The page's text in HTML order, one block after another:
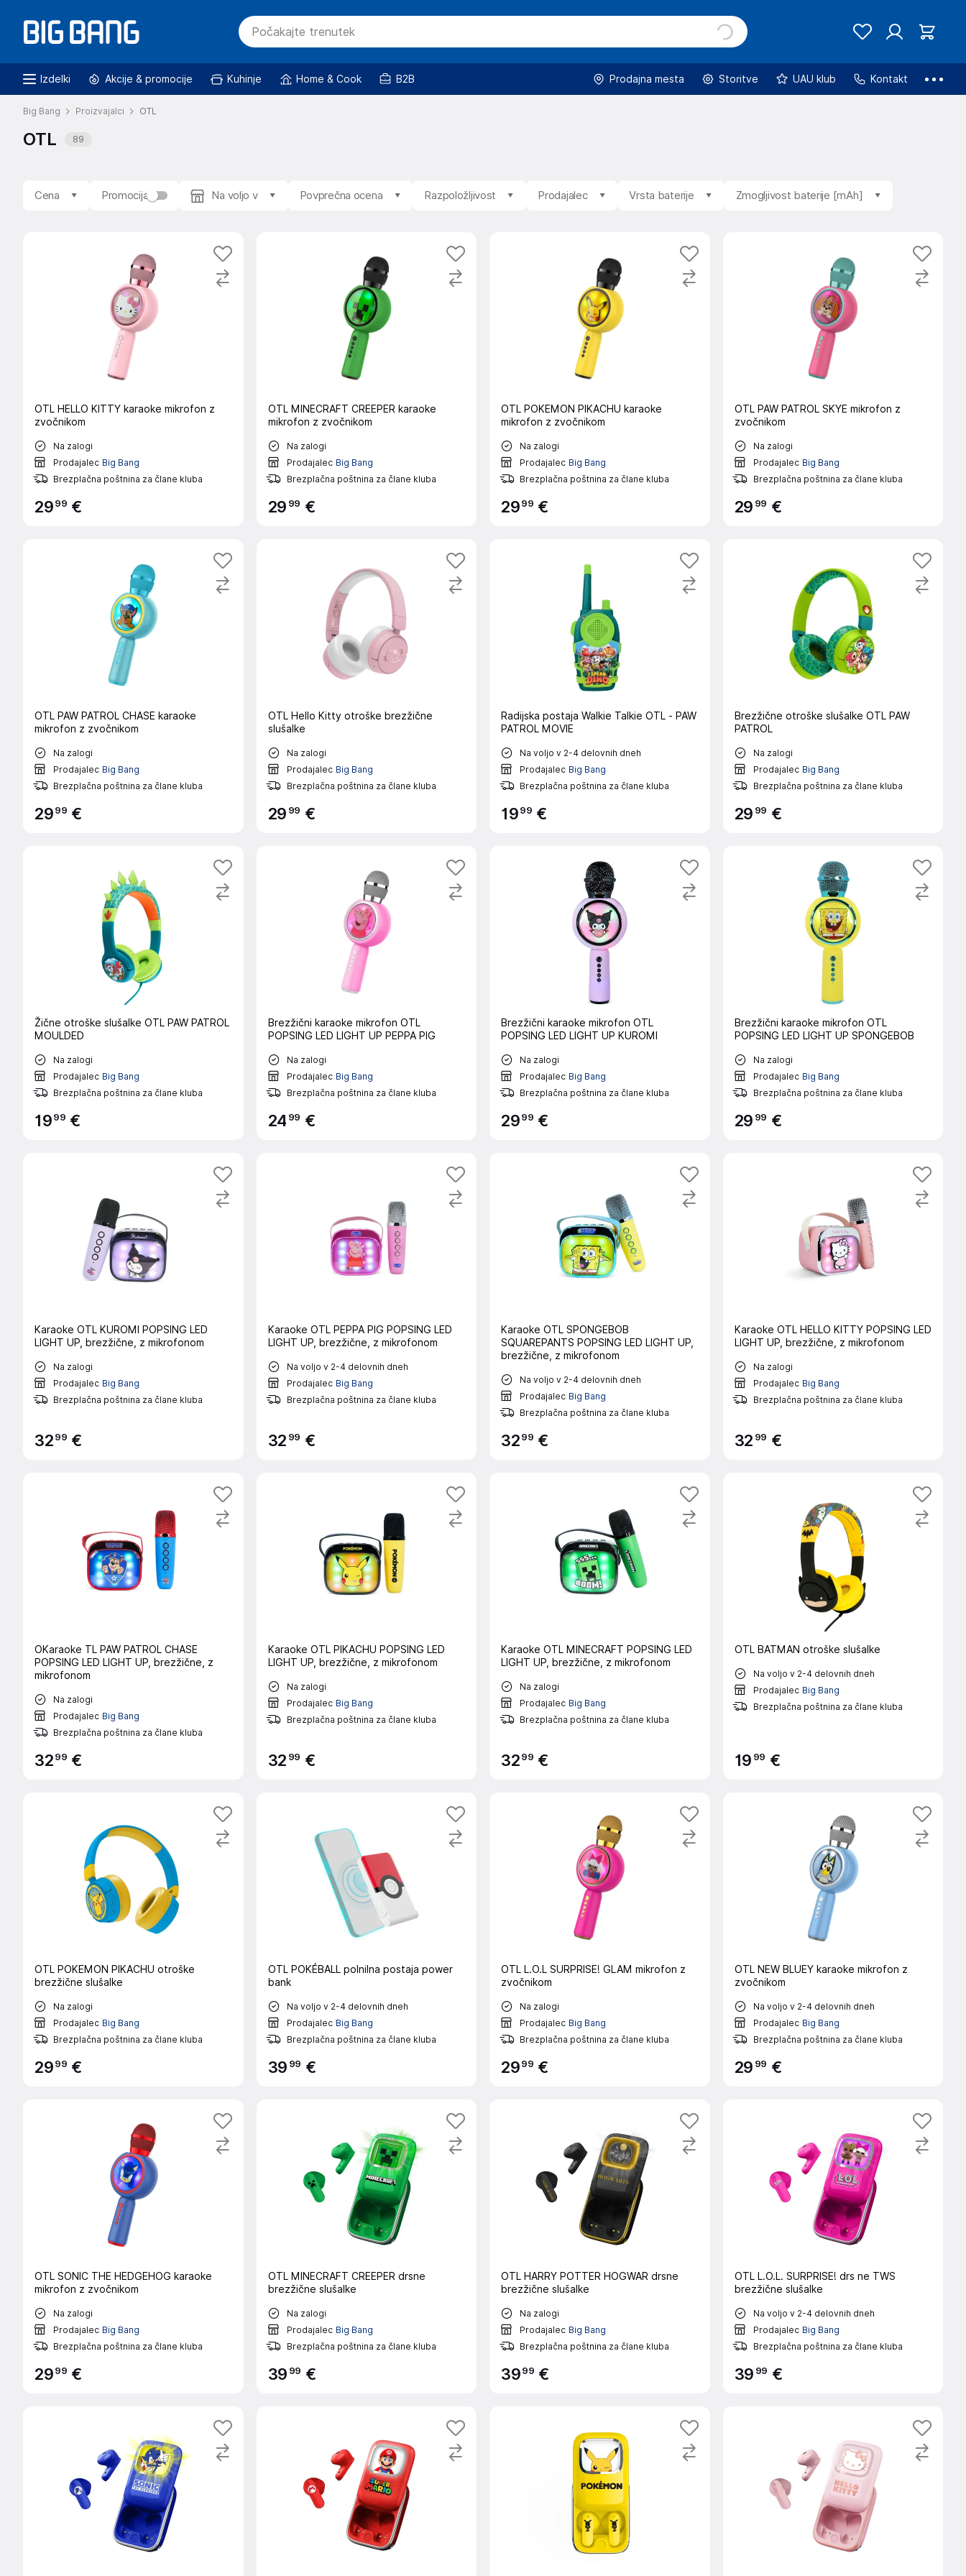
Izdelki Akcije & promocije Kuhinje Home & Cook B2B Prodajna mesta Storitve UAU klub Kontakt
Big Bang Proizvajalci OTL
OTL 89
Cena Promocija Na voljo v Povprečna ocena Razpoložljivost Prodajalec Vrsta baterije Zmogljivost baterije [mAh]
OTL HELLO KITTY karaoke mikrofon z
zvočnikom
Na zalogi
Prodajalec Big Bang
Brezplačna poštnina za člane kluba
2999 €
OTL MINECRAFT CREEPER karaoke
mikrofon z zvočnikom
Na zalogi
Prodajalec Big Bang
Brezplačna poštnina za člane kluba
29 99 €
OTL POKEMON PIKACHU karaoke
mikrofon z zvočnikom
Na zalogi
Prodajalec Big Bang
Brezplačna poštnina za člane kluba
2999 €
OTL PAW PATROL SKYE mikrofon z
zvočnikom
Na zalogi
Prodajalec Big Bang
Brezplačna poštnina za člane kluba
29 99 €
OTL PAW PATROL CHASE karaoke
mikrofon z zvočnikom
Na zalogi
Prodajalec Big Bang
Brezplačna poštnina za člane kluba
2999 €
OTL Hello Kitty otroške brezžične
slušalke
Na zalogi
Prodajalec Big Bang
Brezplačna poštnina za člane kluba
29 99 €
Radijska postaja Walkie Talkie OTL - PAW
PATROL MOVIE
Na voljo v 2-4 delovnih dneh
Prodajalec Big Bang
Brezplačna poštnina za člane kluba
1999 €
Brezžične otroške slušalke OTL PAW
PATROL
Na zalogi
Prodajalec Big Bang
Brezplačna poštnina za člane kluba
29 99 €
Žične otroške slušalke OTL PAW PATROL
MOULDED
Na zalogi
Prodajalec Big Bang
Brezplačna poštnina za člane kluba
1999 €
Brezžični karaoke mikrofon OTL
POPSING LED LIGHT UP PEPPA PIG
Na zalogi
Prodajalec Big Bang
Brezplačna poštnina za člane kluba
24 99 €
Brezžični karaoke mikrofon OTL
POPSING LED LIGHT UP KUROMI
Na zalogi
Prodajalec Big Bang
Brezplačna poštnina za člane kluba
2999 €
Brezžični karaoke mikrofon OTL
POPSING LED LIGHT UP SPONGEBOB
Na zalogi
Prodajalec Big Bang
Brezplačna poštnina za člane kluba
29 99 €
Karaoke OTL KUROMI POPSING LED
LIGHT UP, brezžične, z mikrofonom
Na zalogi
Prodajalec Big Bang
Brezplačna poštnina za člane kluba
3299 €
Karaoke OTL PEPPA PIG POPSING LED
LIGHT UP, brezžične, z mikrofonom
Na voljo v 2-4 delovnih dneh
Prodajalec Big Bang
Brezplačna poštnina za člane kluba
32 99 €
Karaoke OTL SPONGEBOB
SQUAREPANTS POPSING LED LIGHT UP,
brezžične, z mikrofonom
Na voljo v 2-4 delovnih dneh
Prodajalec Big Bang
Brezplačna poštnina za člane kluba
3299 €
Karaoke OTL HELLO KITTY POPSING LED
LIGHT UP, brezžične, z mikrofonom
Na zalogi
Prodajalec Big Bang
Brezplačna poštnina za člane kluba
32 99 €
OKaraoke TL PAW PATROL CHASE
POPSING LED LIGHT UP, brezžične, z
mikrofonom
Na zalogi
Prodajalec Big Bang
Brezplačna poštnina za člane kluba
3299 €
Karaoke OTL PIKACHU POPSING LED
LIGHT UP, brezžične, z mikrofonom
Na zalogi
Prodajalec Big Bang
Brezplačna poštnina za člane kluba
32 99 €
Karaoke OTL MINECRAFT POPSING LED
LIGHT UP, brezžične, z mikrofonom
Na zalogi
Prodajalec Big Bang
Brezplačna poštnina za člane kluba
3299 €
OTL BATMAN otroške slušalke
Na voljo v 2-4 delovnih dneh
Prodajalec Big Bang
Brezplačna poštnina za člane kluba
19 99 €
OTL POKEMON PIKACHU otroške
brezžične slušalke
Na zalogi
Prodajalec Big Bang
Brezplačna poštnina za člane kluba
2999 €
OTL POKÉBALL polnilna postaja power
bank
Na voljo v 2-4 delovnih dneh
Prodajalec Big Bang
Brezplačna poštnina za člane kluba
39 99 €
OTL L.O.L SURPRISE! GLAM mikrofon z
zvočnikom
Na zalogi
Prodajalec Big Bang
Brezplačna poštnina za člane kluba
2999 €
OTL NEW BLUEY karaoke mikrofon z
zvočnikom
Na voljo v 2-4 delovnih dneh
Prodajalec Big Bang
Brezplačna poštnina za člane kluba
29 99 €
OTL SONIC THE HEDGEHOG karaoke
mikrofon z zvočnikom
Na zalogi
Prodajalec Big Bang
Brezplačna poštnina za člane kluba
2999 €
OTL MINECRAFT CREEPER drsne
brezžične slušalke
Na zalogi
Prodajalec Big Bang
Brezplačna poštnina za člane kluba
39 99 €
OTL HARRY POTTER HOGWAR drsne
brezžične slušalke
Na zalogi
Prodajalec Big Bang
Brezplačna poštnina za člane kluba
3999 €
OTL L.O.L. SURPRISE! drs ne TWS
brezžične slušalke
Na voljo v 2-4 delovnih dneh
Prodajalec Big Bang
Brezplačna poštnina za člane kluba
39 99 €